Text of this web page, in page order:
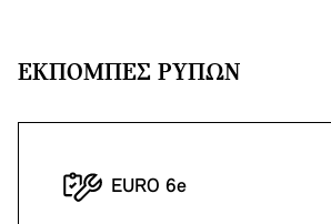
ΕΚΠΟΜΠΈΣ ΡΎΠΩΝ
EURO 6e